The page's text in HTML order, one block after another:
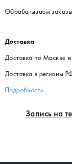
Запись на
Обрабатываем
Доставка
Доставка по Москве
Доставка в регионы
Подробности